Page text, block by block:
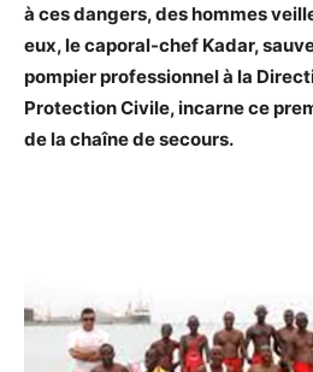
à ces dangers, des hommes
eux, le caporal-chef Kadar,
pompier professionnel à la
Protection Civile, incarne ce
de la chaîne de secours.